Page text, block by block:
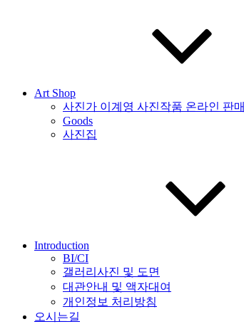
Art Shop
사진가 이계영 사진작품 온라인 판매
Goods
사진집
Introduction
BI/CI
갤러리사진 및 도면
대관안내 및 액자대여
개인정보 처리방침
오시는길